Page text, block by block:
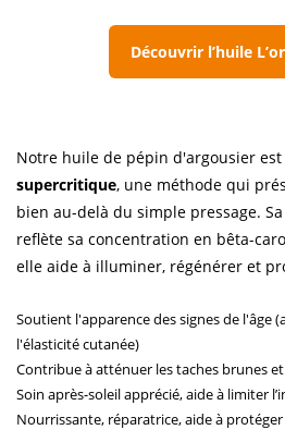
Découvrir l’huile
Notre huile de pépin d'argousier
supercritique, une méthode qui
bien au-delà du simple pressage.
reflète sa concentration en bêta-
elle aide à illuminer, régénérer et
Soutient l'apparence des signes de l'âge
l'élasticité cutanée)
Contribue à atténuer les taches brunes
Soin après-soleil apprécié, aide à limiter
Nourrissante, réparatrice, aide à